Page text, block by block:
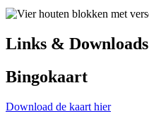
Links & Downloads
Bingokaart
Download de kaart hier